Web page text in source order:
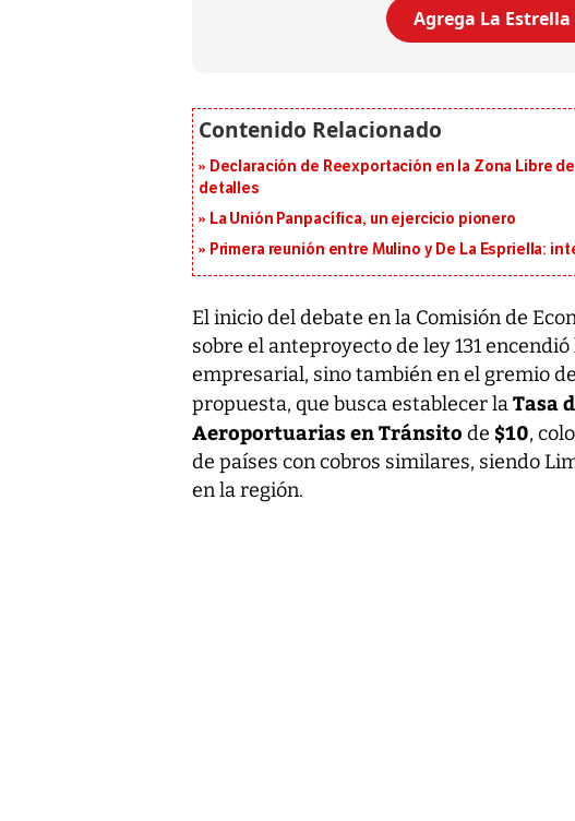
Agrega La
Declaración de Reexportación en la Zona Libre
detalles
La Unión Panpacífica, un ejercicio pionero
Primera reunión entre Mulino y De La Espriella:
El inicio del debate en la Comisión de
sobre el anteproyecto de ley 131
empresarial, sino también en el gremio
propuesta, que busca establecer laTasa
Aeroportuarias en Tránsito de $10,
de países con cobros similares, siendo
en la región.